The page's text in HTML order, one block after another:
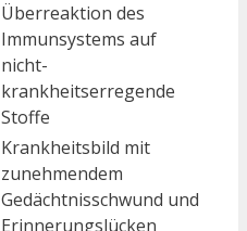
Überreaktion des
Immunsystems auf
nicht-
krankheitserregende
Stoffe
Krankheitsbild mit
zunehmendem
Gedächtnisschwund und
Erinnerungslücken